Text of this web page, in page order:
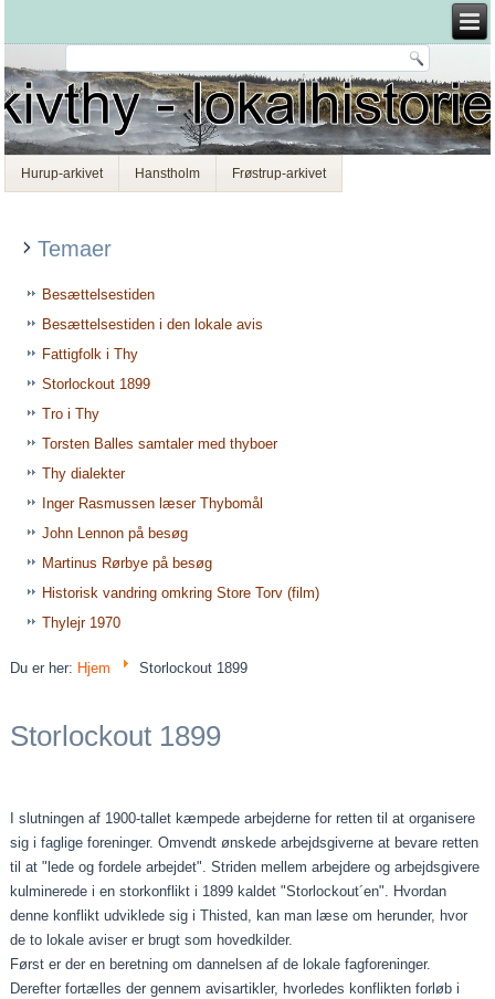
Hurup-arkivet Hanstholm Frøstrup-arkivet
Temaer
Besættelsestiden
Besættelsestiden i den lokale avis
Fattigfolk i Thy
Storlockout 1899
Tro i Thy
Torsten Balles samtaler med thyboer
Thy dialekter
Inger Rasmussen læser Thybomål
John Lennon på besøg
Martinus Rørbye på besøg
Historisk vandring omkring Store Torv (film)
Thylejr 1970
Du er her: Hjem Storlockout 1899
Storlockout 1899
I slutningen af 1900-tallet kæmpede arbejderne for retten til at organisere
sig i faglige foreninger. Omvendt ønskede arbejdsgiverne at bevare retten
til at "lede og fordele arbejdet". Striden mellem arbejdere og arbejdsgivere
kulminerede i en storkonflikt i 1899 kaldet "Storlockout´en". Hvordan
denne konflikt udviklede sig i Thisted, kan man læse om herunder, hvor
de to lokale aviser er brugt som hovedkilder.
Først er der en beretning om dannelsen af de lokale fagforeninger.
Derefter fortælles der gennem avisartikler, hvorledes konflikten forløb i